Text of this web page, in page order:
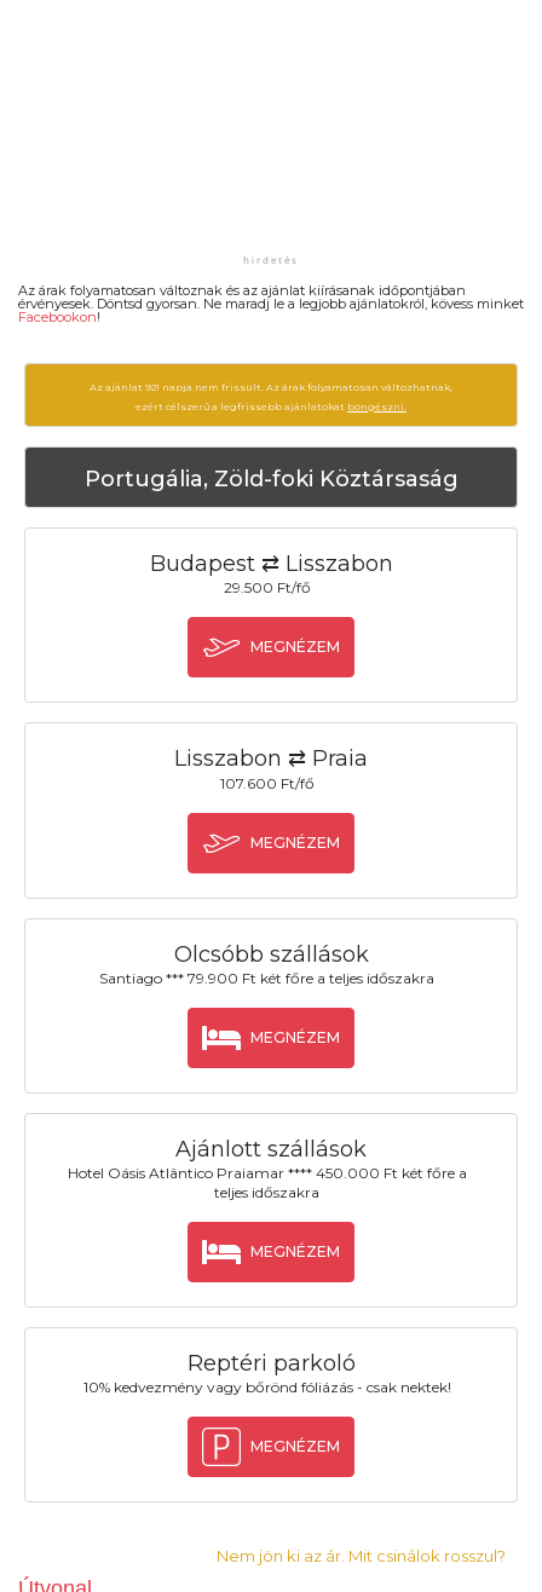
Az árak folyamatosan változnak és az ajánlat kiírásanak időpontjában
érvényesek. Döntsd gyorsan. Ne maradj le a legjobb ajánlatokról, kövess minket
Facebookon!
Az ajánlat 921 napja nem frissült. Az árak folyamatosan változhatnak,
ezért célszerű a legfrissebb ajánlatokat böngészni.
Portugália, Zöld-foki Köztársaság
Budapest ⇄ Lisszabon
29.500 Ft/fő
MEGNÉZEM
Lisszabon ⇄ Praia
107.600 Ft/fő
MEGNÉZEM
Olcsóbb szállások
Santiago *** 79.900 Ft két főre a teljes időszakra
MEGNÉZEM
Ajánlott szállások
Hotel Oásis Atlântico Praiamar **** 450.000 Ft két főre a
teljes időszakra
MEGNÉZEM
Reptéri parkoló
10% kedvezmény vagy bőrönd fóliázás - csak nektek!
MEGNÉZEM
Nem jön ki az ár. Mit csinálok rosszul?